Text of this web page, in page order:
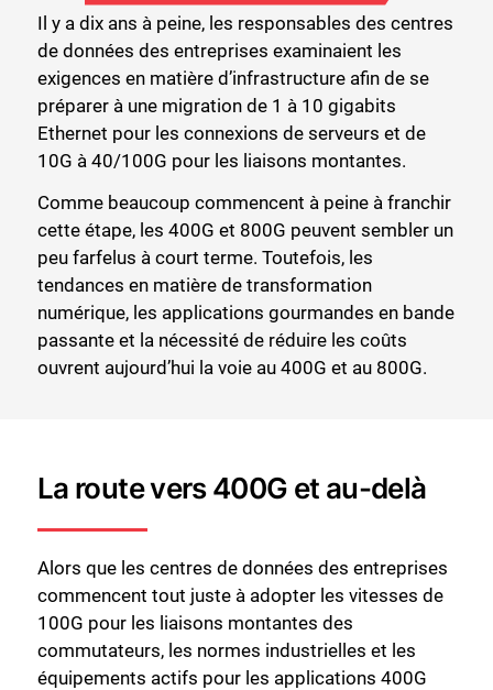
Il y a dix ans à peine, les responsables des centres
de données des entreprises examinaient les
exigences en matière d’infrastructure afin de se
préparer à une migration de 1 à 10 gigabits
Ethernet pour les connexions de serveurs et de
10G à 40/100G pour les liaisons montantes.
Comme beaucoup commencent à peine à franchir
cette étape, les 400G et 800G peuvent sembler un
peu farfelus à court terme. Toutefois, les
tendances en matière de transformation
numérique, les applications gourmandes en bande
passante et la nécessité de réduire les coûts
ouvrent aujourd’hui la voie au 400G et au 800G.
La route vers 400G et au-delà
Alors que les centres de données des entreprises
commencent tout juste à adopter les vitesses de
100G pour les liaisons montantes des
commutateurs, les normes industrielles et les
équipements actifs pour les applications 400G